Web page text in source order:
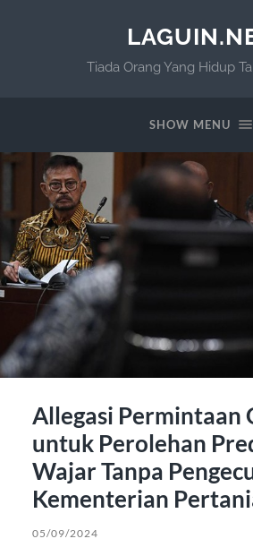
Tiada Orang Yang Hidup
SHOW MENU
Allegasi Permintaan
untuk Perolehan
Wajar Tanpa
Kementerian
05/09/2024